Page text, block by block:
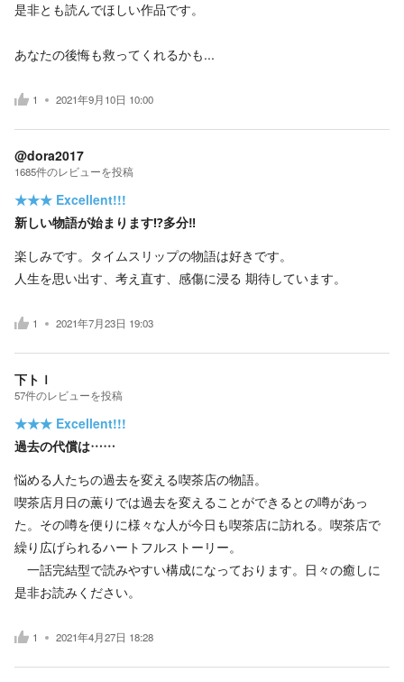
是非とも読んでほしい作品です。
あなたの後悔も救ってくれるかも...
1 2021年9月10日 10:00
@dora2017
1685件のレビューを投稿
★★★ Excellent!!!
新しい物語が始まります⁉️多分‼️
楽しみです。タイムスリップの物語は好きです。
人生を思い出す、考え直す、感傷に浸る 期待しています。
1 2021年7月23日 19:03
下トｌ
57件のレビューを投稿
★★★ Excellent!!!
過去の代償は……
悩める人たちの過去を変える喫茶店の物語。
喫茶店月日の薫りでは過去を変えることができるとの噂があっ
た。その噂を便りに様々な人が今日も喫茶店に訪れる。喫茶店で
繰り広げられるハートフルストーリー。
一話完結型で読みやすい構成になっております。日々の癒しに
是非お読みください。
1 2021年4月27日 18:28